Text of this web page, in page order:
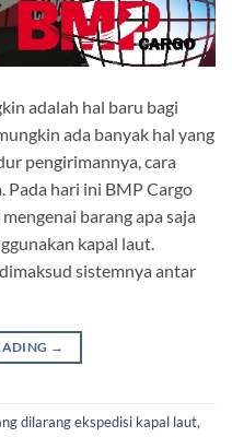
adalah hal baru bagi
ada banyak hal yang
pengirimannya, cara
Pada hari ini BMP Cargo
barang apa saja
kapal laut.
sistemnya antar
→
dilarang ekspedisi kapal laut,